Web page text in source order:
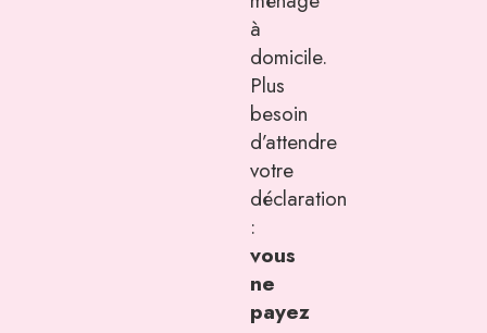
à
domicile.
Plus
besoin
d’attendre
votre
déclaration
:
vous
ne
payez